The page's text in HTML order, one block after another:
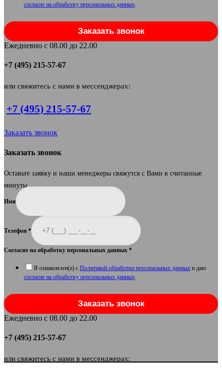
согласие на обработку персональных данных
Заказать звонок
Ежедневно с 08.00 до 22.00
+7 (495) 215-57-67
или свяжитесь с нами в мессенджерах:
+7 (495) 215-57-67
Заказать звонок
Заказать звонок
Оставьте заявку и наши менеджеры свяжутся с Вами в считанные
минуты.
Имя
Телефон *
Согласие на обработку персональных данных *
Я ознакомлен(а) с Политикой обработки персональных данных и даю
согласие на обработку персональных данных.
Заказать звонок
Ежедневно с 08.00 до 22.00
+7 (495) 215-57-67
или свяжитесь с нами в мессенджерах: